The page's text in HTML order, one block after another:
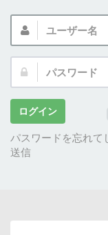
ユ
ザ
名:
ド:
ログイン
パスワードを忘れて
送信